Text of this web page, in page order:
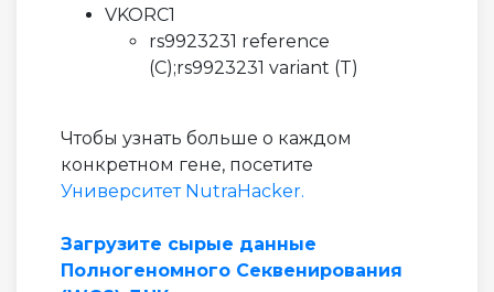
VKORC1
rs9923231 reference
(C);rs9923231 variant (T)
Чтобы узнать больше о каждом
конкретном гене, посетите
Университет NutraHacker.
Загрузите сырые данные
Полногеномного Секвенирования